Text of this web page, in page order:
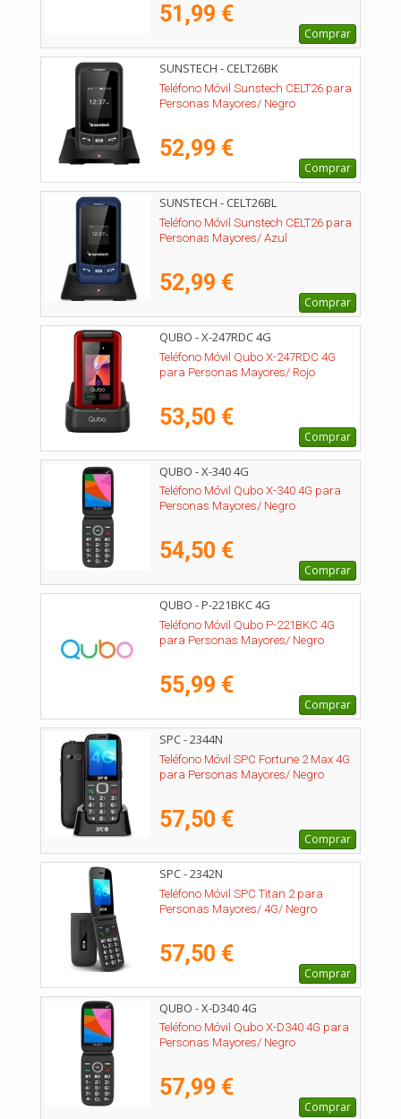
51,99 €
Comprar
SUNSTECH - CELT26BK
Teléfono Móvil Sunstech CELT26 para
Personas Mayores/ Negro
52,99 €
Comprar
SUNSTECH - CELT26BL
Teléfono Móvil Sunstech CELT26 para
Personas Mayores/ Azul
52,99 €
Comprar
QUBO - X-247RDC 4G
Teléfono Móvil Qubo X-247RDC 4G
para Personas Mayores/ Rojo
53,50 €
Comprar
QUBO - X-340 4G
Teléfono Móvil Qubo X-340 4G para
Personas Mayores/ Negro
54,50 €
Comprar
QUBO - P-221BKC 4G
Teléfono Móvil Qubo P-221BKC 4G
para Personas Mayores/ Negro
55,99 €
Comprar
SPC - 2344N
Teléfono Móvil SPC Fortune 2 Max 4G
para Personas Mayores/ Negro
57,50 €
Comprar
SPC - 2342N
Teléfono Móvil SPC Titan 2 para
Personas Mayores/ 4G/ Negro
57,50 €
Comprar
QUBO - X-D340 4G
Teléfono Móvil Qubo X-D340 4G para
Personas Mayores/ Negro
57,99 €
Comprar